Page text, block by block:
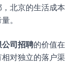
北京的生活成本
。
司招聘的价值在
对独立的落户渠